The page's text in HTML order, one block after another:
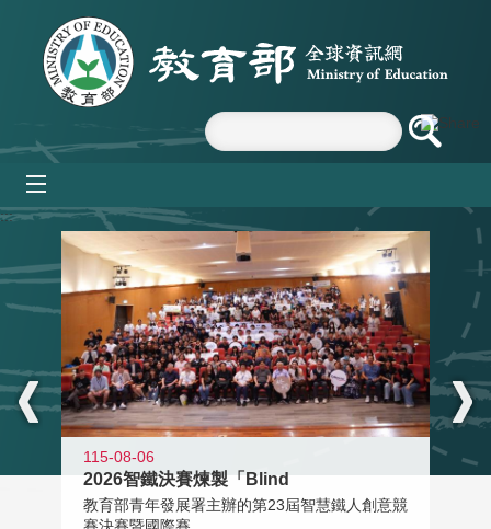
跳到主要內容區塊
:::
115-08-06
2026智鐵決賽煉製「Blind
教育部青年發展署主辦的第23屆智慧鐵人創意競